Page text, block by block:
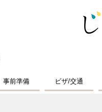
事前準備 ビザ/交通